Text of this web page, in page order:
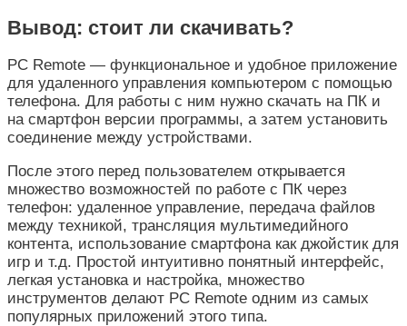
Вывод: стоит ли скачивать?
PC Remote — функциональное и удобное приложение
для удаленного управления компьютером с помощью
телефона. Для работы с ним нужно скачать на ПК и
на смартфон версии программы, а затем установить
соединение между устройствами.
После этого перед пользователем открывается
множество возможностей по работе с ПК через
телефон: удаленное управление, передача файлов
между техникой, трансляция мультимедийного
контента, использование смартфона как джойстик для
игр и т.д. Простой интуитивно понятный интерфейс,
легкая установка и настройка, множество
инструментов делают PC Remote одним из самых
популярных приложений этого типа.